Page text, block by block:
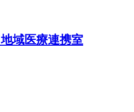
域医療連携室